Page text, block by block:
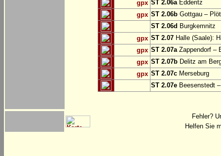
gpx ST 2.06aEdderitz
gpx ST 2.06b Gottgau –
ST 2.06d Burgkemnitz
gpx ST 2.07 Halle (Saale):
gpx ST 2.07aZappendorf –
gpx ST 2.07b Delitz am
gpx ST 2.07c Merseburg
ST 2.07e Beesenstedt
Fehler?
Helfen Sie